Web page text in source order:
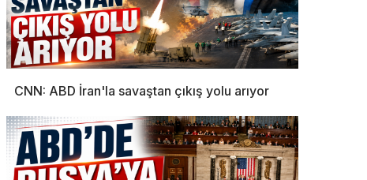
CNN: ABD İran'la savaştan çıkış yolu arıyor